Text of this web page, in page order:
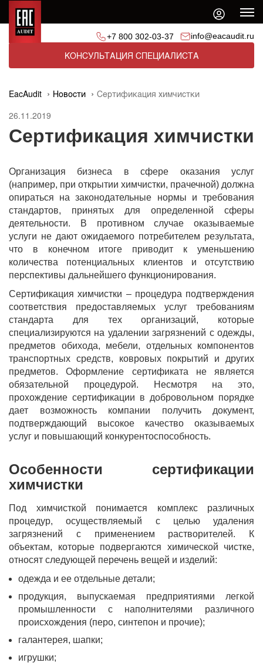
+7 800 302-03-37 info@eacaudit.ru
КОНСУЛЬТАЦИЯ СПЕЦИАЛИСТА
EacAudit Новости
Сертификация химчистки
26.11.2019
Сертификация химчистки
Организация бизнеса в сфере оказания услуг
(например, при открытии химчистки, прачечной) должна
опираться на законодательные нормы и требования
стандартов, принятых для определенной сферы
деятельности. В противном случае оказываемые
услуги не дают ожидаемого потребителем результата,
что в конечном итоге приводит к уменьшению
количества потенциальных клиентов и отсутствию
перспективы дальнейшего функционирования.
Сертификация химчистки – процедура подтверждения
соответствия предоставляемых услуг требованиям
стандарта для тех организаций, которые
специализируются на удалении загрязнений с одежды,
предметов обихода, мебели, отдельных компонентов
транспортных средств, ковровых покрытий и других
предметов. Оформление сертификата не является
обязательной процедурой. Несмотря на это,
прохождение сертификации в добровольном порядке
дает возможность компании получить документ,
подтверждающий высокое качество оказываемых
услуг и повышающий конкурентоспособность.
Особенности сертификации
химчистки
Под химчисткой понимается комплекс различных
процедур, осуществляемый с целью удаления
загрязнений с применением растворителей. К
объектам, которые подвергаются химической чистке,
относят следующей перечень вещей и изделий:
одежда и ее отдельные детали;
продукция, выпускаемая предприятиями легкой
промышленности с наполнителями различного
происхождения (перо, синтепон и прочие);
галантерея, шапки;
игрушки;